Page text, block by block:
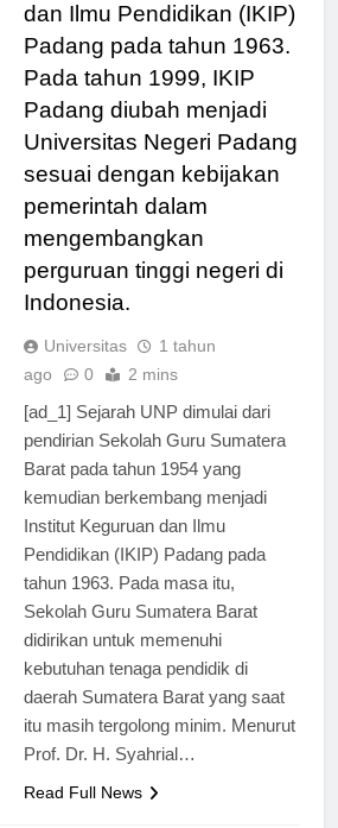
dan Ilmu Pendidikan (IKIP)
Padang pada tahun 1963.
Pada tahun 1999, IKIP
Padang diubah menjadi
Universitas Negeri Padang
sesuai dengan kebijakan
pemerintah dalam
mengembangkan
perguruan tinggi negeri di
Universitas
1 tahun
[ad_1] Sejarah UNP dimulai dari
pendirian Sekolah Guru Sumatera
Barat pada tahun 1954 yang
kemudian berkembang menjadi
Institut Keguruan dan Ilmu
Pendidikan (IKIP) Padang pada
tahun 1963. Pada masa itu,
Sekolah Guru Sumatera Barat
didirikan untuk memenuhi
kebutuhan tenaga pendidik di
daerah Sumatera Barat yang saat
itu masih tergolong minim. Menurut